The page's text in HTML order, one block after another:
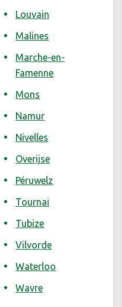
Louvain
Malines
Marche-en-
Famenne
Mons
Namur
Nivelles
Overijse
Péruwelz
Tournai
Tubize
Vilvorde
Waterloo
Wavre